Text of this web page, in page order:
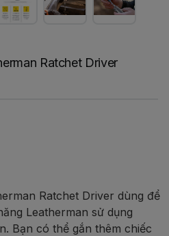
Ratchet Driver
Ratchet Driver dùng để
Leatherman sử dụng
Bạn có thể gắn thêm chiếc